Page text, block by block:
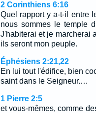
2 Corinthiens 6:16
Quel rapport y a-t-il entre
nous sommes le temple
J'habiterai et je marcherai
ils seront mon peuple.
Éphésiens 2:21,22
En lui tout l'édifice, bien
saint dans le Seigneur.…
1 Pierre 2:5
et vous-mêmes, comme